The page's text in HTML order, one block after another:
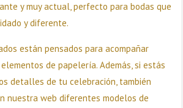
y muy actual, perfecto para bodas que
y diferente.
están pensados para acompañar
de papelería. Además, si estás
detalles de tu celebración, también
nuestra web diferentes modelos de